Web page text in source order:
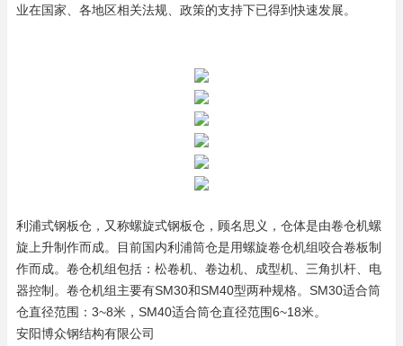
业在国家、各地区相关法规、政策的支持下已得到快速发展。
利浦式钢板仓，又称螺旋式钢板仓，顾名思义，仓体是由卷仓机螺
旋上升制作而成。目前国内利浦筒仓是用螺旋卷仓机组咬合卷板制
作而成。 卷仓机组包括：松卷机、卷边机、成型机、三角扒杆、电
器控制。卷仓机组主要有SM30和SM40型两种规格。SM30适合筒
仓直径范围：3~8米，SM40适合筒仓直径范围6~18米。
安阳博众钢结构有限公司